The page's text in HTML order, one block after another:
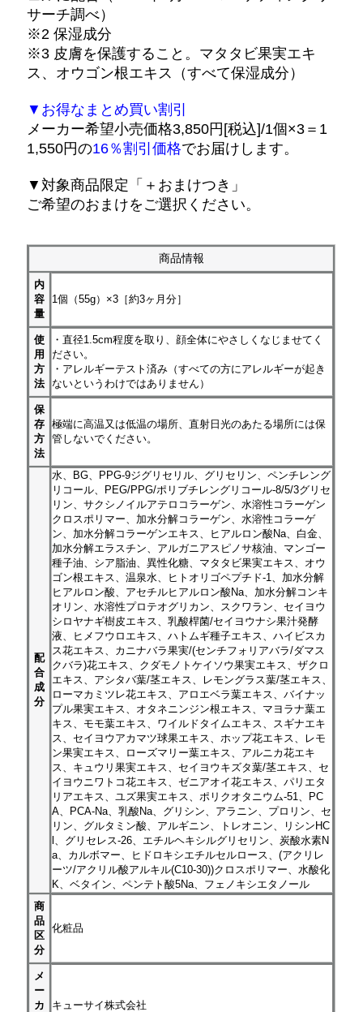
サーチ調べ）
※2 保湿成分
※3 皮膚を保護すること。マタタビ果実エキ
ス、オウゴン根エキス（すべて保湿成分）
▼お得なまとめ買い割引
メーカー希望小売価格3,850円[税込]/1個×3＝1
1,550円の16％割引価格でお届けします。
▼対象商品限定「＋おまけつき」
ご希望のおまけをご選択ください。
商品情報
内
容
量
1個（55g）×3［約3ヶ月分］
使
用
方
法
・直径1.5cm程度を取り、顔全体にやさしくなじませてく
ださい。
・アレルギーテスト済み（すべての方にアレルギーが起き
ないというわけではありません）
保
存
方
法
極端に高温又は低温の場所、直射日光のあたる場所には保
管しないでください。
配
合
成
分
水、BG、PPG-9ジグリセリル、グリセリン、ペンチレング
リコール、PEG/PPG/ポリブチレングリコール-8/5/3グリセ
リン、サクシノイルアテロコラーゲン、水溶性コラーゲン
クロスポリマー、加水分解コラーゲン、水溶性コラーゲ
ン、加水分解コラーゲンエキス、ヒアルロン酸Na、白金、
加水分解エラスチン、アルガニアスピノサ核油、マンゴー
種子油、シア脂油、異性化糖、マタタビ果実エキス、オウ
ゴン根エキス、温泉水、ヒトオリゴペプチド-1、加水分解
ヒアルロン酸、アセチルヒアルロン酸Na、加水分解コンキ
オリン、水溶性プロテオグリカン、スクワラン、セイヨウ
シロヤナギ樹皮エキス、乳酸桿菌/セイヨウナシ果汁発酵
液、ヒメフウロエキス、ハトムギ種子エキス、ハイビスカ
ス花エキス、カニナバラ果実/(センチフォリアバラ/ダマス
クバラ)花エキス、クダモノトケイソウ果実エキス、ザクロ
エキス、アシタバ葉/茎エキス、レモングラス葉/茎エキス、
ローマカミツレ花エキス、アロエベラ葉エキス、バイナッ
プル果実エキス、オタネニンジン根エキス、マヨラナ葉エ
キス、モモ葉エキス、ワイルドタイムエキス、スギナエキ
ス、セイヨウアカマツ球果エキス、ホップ花エキス、レモ
ン果実エキス、ローズマリー葉エキス、アルニカ花エキ
ス、キュウリ果実エキス、セイヨウキズタ葉/茎エキス、セ
イヨウニワトコ花エキス、ゼニアオイ花エキス、パリエタ
リアエキス、ユズ果実エキス、ポリクオタニウム-51、PC
A、PCA-Na、乳酸Na、グリシン、アラニン、プロリン、セ
リン、グルタミン酸、アルギニン、トレオニン、リシンHC
l、グリセレス-26、エチルヘキシルグリセリン、炭酸水素N
a、カルボマー、ヒドロキシエチルセルロース、(アクリレ
ーツ/アクリル酸アルキル(C10-30))クロスポリマー、水酸化
K、ベタイン、ペンテト酸5Na、フェノキシエタノール
商
品
区
分
化粧品
メ
ー
カ
キューサイ株式会社